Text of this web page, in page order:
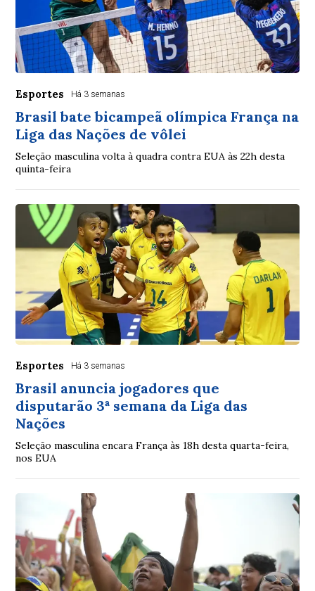
Esportes Há 3 semanas
Brasil bate bicampeã olímpica França na
Liga das Nações de vôlei
Seleção masculina volta à quadra contra EUA às 22h desta
quinta-feira
Esportes Há 3 semanas
Brasil anuncia jogadores que
disputarão 3ª semana da Liga das
Nações
Seleção masculina encara França às 18h desta quarta-feira,
nos EUA